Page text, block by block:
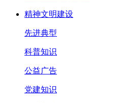
精神文明建设
先进典型
科普知识
公益广告
党建知识